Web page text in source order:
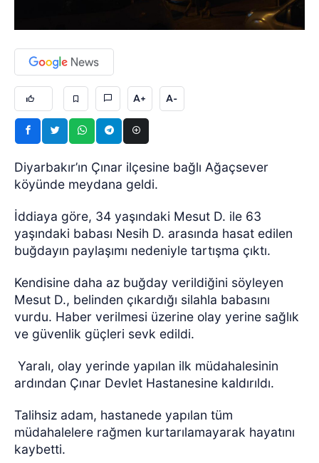
A+ A-
Diyarbakır’ın Çınar ilçesine bağlı Ağaçsever
köyünde meydana geldi.
İddiaya göre, 34 yaşındaki Mesut D. ile 63
yaşındaki babası Nesih D. arasında hasat edilen
buğdayın paylaşımı nedeniyle tartışma çıktı.
Kendisine daha az buğday verildiğini söyleyen
Mesut D., belinden çıkardığı silahla babasını
vurdu. Haber verilmesi üzerine olay yerine sağlık
ve güvenlik güçleri sevk edildi.
Yaralı, olay yerinde yapılan ilk müdahalesinin
ardından Çınar Devlet Hastanesine kaldırıldı.
Talihsiz adam, hastanede yapılan tüm
müdahalelere rağmen kurtarılamayarak hayatını
kaybetti.